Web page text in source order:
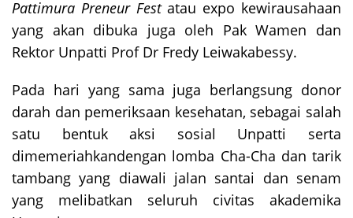
Pattimura Preneur Festatau expo kewirausahaan
yang akan dibuka juga oleh Pak Wamen dan
Rektor Unpatti Prof Dr Fredy Leiwakabessy.
Pada hari yang sama juga berlangsung donor
darah dan pemeriksaan kesehatan, sebagai salah
satu bentuk aksi sosial Unpatti serta
dimemeriahkandengan lomba Cha-Cha dan tarik
tambang yang diawali jalan santai dan senam
yang melibatkan seluruh civitas akademika